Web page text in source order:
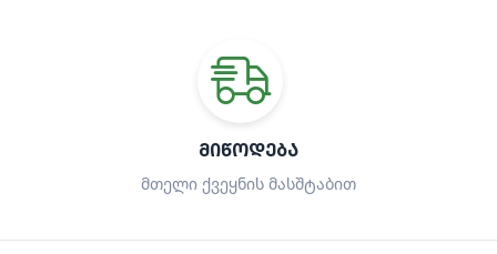
ᲛᲘᲬᲝᲓᲔᲑᲐ
მთელი ქვეყნის მასშტაბით